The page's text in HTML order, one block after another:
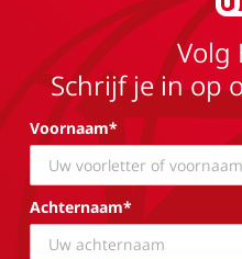
Volg
Schrijf je in op
Voornaam*
Achternaam*